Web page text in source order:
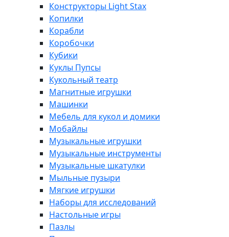
Конструкторы Light Stax
Копилки
Корабли
Коробочки
Кубики
Куклы Пупсы
Кукольный театр
Магнитные игрушки
Машинки
Мебель для кукол и домики
Мобайлы
Музыкальные игрушки
Музыкальные инструменты
Музыкальные шкатулки
Мыльные пузыри
Мягкие игрушки
Наборы для исследований
Настольные игры
Пазлы